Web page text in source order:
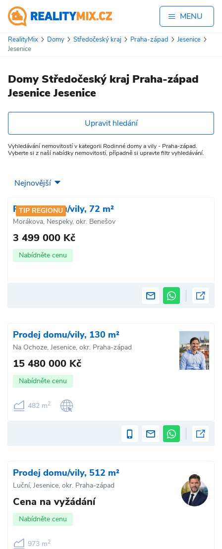
MENU
RealityMix Domy Středočeský kraj Praha-západ
Jesenice
Jesenice
Domy Středočeský kraj Praha-západ
Jesenice Jesenice
Upravit hledání
Vyhledávání nemovitostí v kategorii Rodinné domy a vily - Praha-západ.
Vyberte si z naší nabídky nemovitostí, případně si upravte filtr vyhledávání.
TIP REGIONU
Prodej domu/vily, 72 m²
Morákova, Nespeky, okr. Benešov
3 499 000 Kč
Nabídněte cenu
Prodej domu/vily, 130 m²
Na Ochoze, Jesenice, okr. Praha-západ
15 480 000 Kč
Nabídněte cenu
482 m2
Prodej domu/vily, 512 m²
Luční, Jesenice, okr. Praha-západ
Cena na vyžádání
Nabídněte cenu
973 m2